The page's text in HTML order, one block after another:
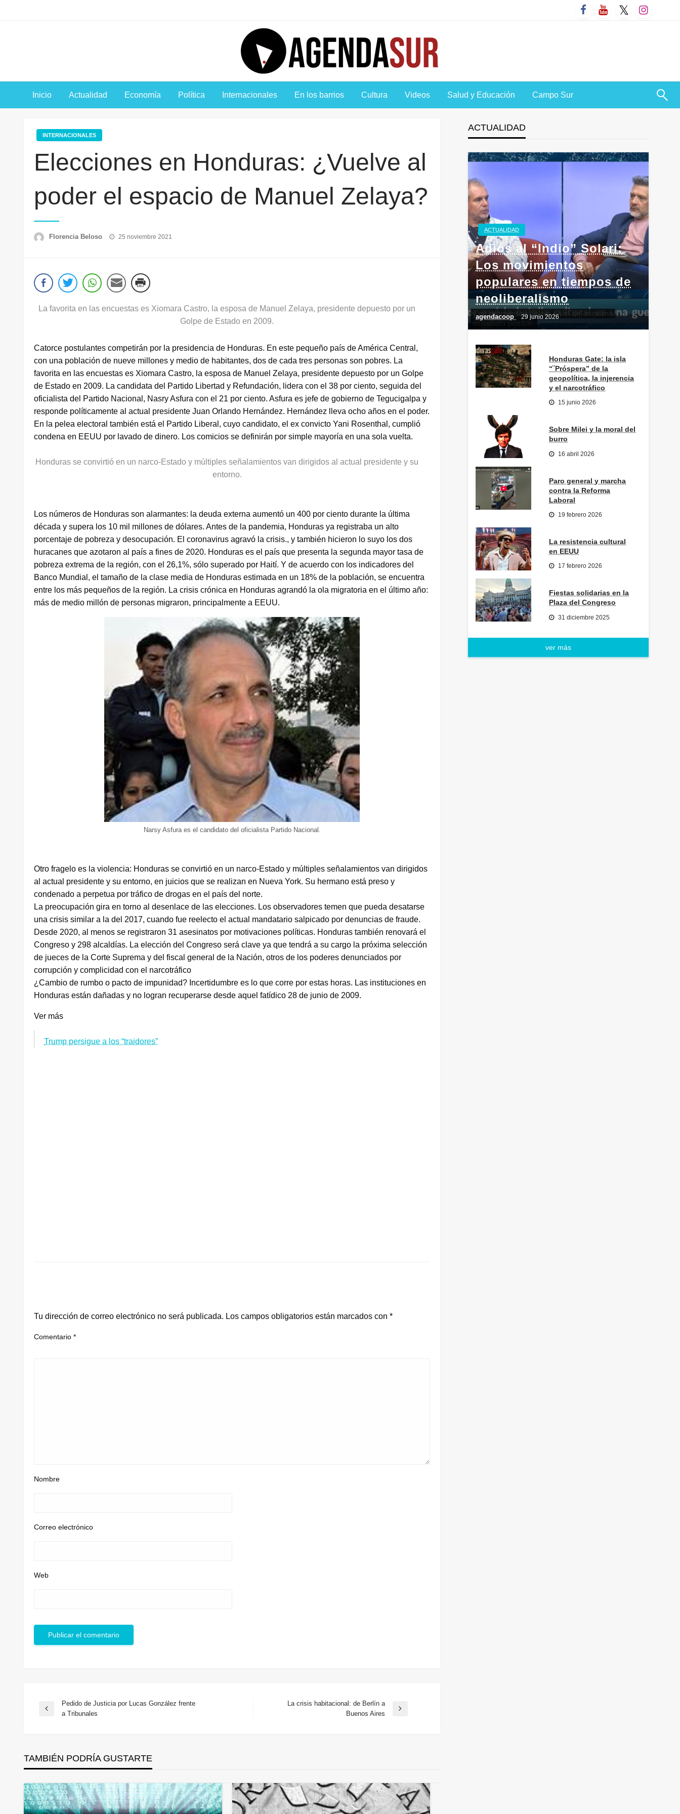
al
Agenda Sur
Inicio Actualidad Economía Política Internacionales En los barrios Cultura Videos Salud y Educación Campo Sur
INTERNACIONALES
Elecciones en Honduras: ¿Vuelve al
poder el espacio de Manuel Zelaya?
Florencia Beloso
Publicado
25 noviembre 2021
La favorita en las encuestas es Xiomara Castro, la esposa de Manuel Zelaya, presidente depuesto por un
Golpe de Estado en 2009.
Catorce postulantes competirán por la presidencia de Honduras. En este pequeño país de América Central,
con una población de nueve millones y medio de habitantes, dos de cada tres personas son pobres. La
favorita en las encuestas es Xiomara Castro, la esposa de Manuel Zelaya, presidente depuesto por un Golpe
de Estado en 2009. La candidata del Partido Libertad y Refundación, lidera con el 38 por ciento, seguida del
oficialista del Partido Nacional, Nasry Asfura con el 21 por ciento. Asfura es jefe de gobierno de Tegucigalpa y
responde políticamente al actual presidente Juan Orlando Hernández. Hernández lleva ocho años en el poder.
En la pelea electoral también está el Partido Liberal, cuyo candidato, el ex convicto Yani Rosenthal, cumplió
condena en EEUU por lavado de dinero. Los comicios se definirán por simple mayoría en una sola vuelta.
Honduras se convirtió en un narco-Estado y múltiples señalamientos van dirigidos al actual presidente y su
entorno.
Los números de Honduras son alarmantes: la deuda externa aumentó un 400 por ciento durante la última
década y supera los 10 mil millones de dólares. Antes de la pandemia, Honduras ya registraba un alto
porcentaje de pobreza y desocupación. El coronavirus agravó la crisis., y también hicieron lo suyo los dos
huracanes que azotaron al país a fines de 2020. Honduras es el país que presenta la segunda mayor tasa de
pobreza extrema de la región, con el 26,1%, sólo superado por Haití. Y de acuerdo con los indicadores del
Banco Mundial, el tamaño de la clase media de Honduras estimada en un 18% de la población, se encuentra
entre los más pequeños de la región. La crisis crónica en Honduras agrandó la ola migratoria en el último año:
más de medio millón de personas migraron, principalmente a EEUU.
Narsy Asfura es el candidato del oficialista Partido Nacional.
Otro fragelo es la violencia: Honduras se convirtió en un narco-Estado y múltiples señalamientos van dirigidos
al actual presidente y su entorno, en juicios que se realizan en Nueva York. Su hermano está preso y
condenado a perpetua por tráfico de drogas en el país del norte.
La preocupación gira en torno al desenlace de las elecciones. Los observadores temen que pueda desatarse
una crisis similar a la del 2017, cuando fue reelecto el actual mandatario salpicado por denuncias de fraude.
Desde 2020, al menos se registraron 31 asesinatos por motivaciones políticas. Honduras también renovará el
Congreso y 298 alcaldías. La elección del Congreso será clave ya que tendrá a su cargo la próxima selección
de jueces de la Corte Suprema y del fiscal general de la Nación, otros de los poderes denunciados por
corrupción y complicidad con el narcotráfico
¿Cambio de rumbo o pacto de impunidad? Incertidumbre es lo que corre por estas horas. Las instituciones en
Honduras están dañadas y no logran recuperarse desde aquel fatídico 28 de junio de 2009.
Ver más
Trump persigue a los “traidores”
Tu dirección de correo electrónico no será publicada. Los campos obligatorios están marcados con *
Comentario *
Nombre
Correo electrónico
Web
Navegación
entradas
Entrada
Pedido de Justicia por Lucas González frente
a Tribunales
La crisis habitacional: de Berlín a
Buenos Aires
TAMBIÉN PODRÍA GUSTARTE
ACTUALIDAD
ACTUALIDAD
Adiós al “Indio” Solari:
Los movimientos
populares en tiempos de
neoliberalismo
agendacoop 29 junio 2026
Honduras Gate: la isla
“¨Próspera” de la
geopolítica, la injerencia
y el narcotráfico
15 junio 2026
Sobre Milei y la moral del
burro
16 abril 2026
Paro general y marcha
contra la Reforma
Laboral
19 febrero 2026
La resistencia cultural
en EEUU
17 febrero 2026
Fiestas solidarias en la
Plaza del Congreso
31 diciembre 2025
ver más